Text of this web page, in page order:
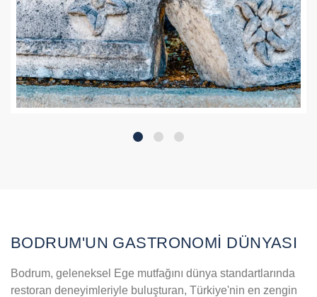
BODRUM'UN GASTRONOMİ DÜNYASI
Bodrum, geleneksel Ege mutfağını dünya standartlarında
restoran deneyimleriyle buluşturan, Türkiye'nin en zengin